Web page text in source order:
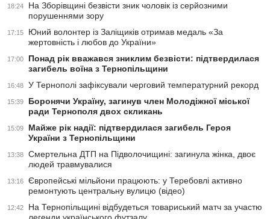
18:24
На Зборівщині безвісти зник чоловік із серйозними
порушеннями зору
17:15
Юний волонтер із Заліщиків отримав медаль «За
жертовність і любов до України»
17:00
Понад рік вважався зниклим безвісти: підтвердилася
загибель воїна з Тернопільщини
16:48 У Тернополі зафіксували черговий температурний рекорд
15:39
Боронячи Україну, загинув член Молодіжної міської
ради Тернополя двох скликань
15:09
Майже рік надії: підтвердилася загибель Героя
України з Тернопільщини
13:38
Смертельна ДТП на Підволочищині: загинула жінка, двоє
людей травмувалися
13:16
Європейські мільйони працюють: у Теребовлі активно
ремонтують центральну вулицю (відео)
12:42
На Тернопільщині відбудеться товариський матч за участю